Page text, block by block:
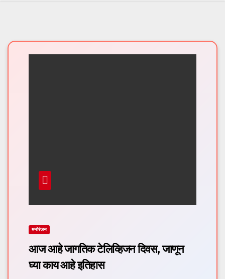
मनोरंजन
आज आहे जागतिक टेलिव्हिजन दिवस, जाणून
घ्या काय आहे इतिहास